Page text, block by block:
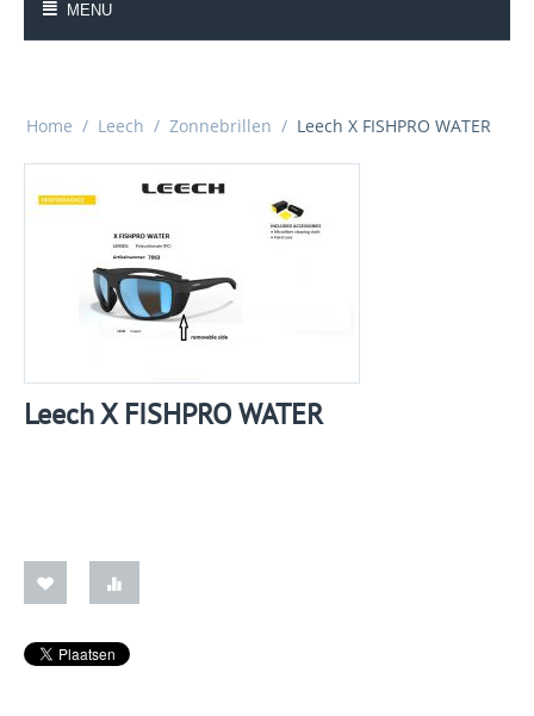
MENU
Home / Leech / Zonnebrillen / Leech X FISHPRO WATER
Leech X FISHPRO WATER